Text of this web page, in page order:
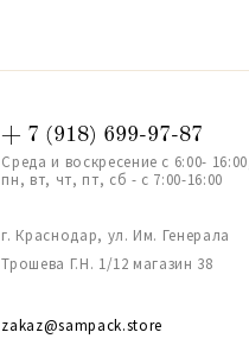
+ 7 (918) 699-97-87
Среда и воскресение с 6:00-
пн, вт, чт, пт, сб - с 7:00-16:00
г. Краснодар, ул. Им. Генерала
Трошева Г.Н. 1/12 магазин 38
zakaz@sampack.store